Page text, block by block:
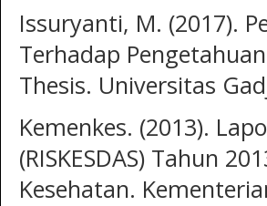
Issuryanti, M. (2017).
Terhadap
Thesis. Universitas
Kemenkes. (2013).
(RISKESDAS) Tahun
Kesehatan.